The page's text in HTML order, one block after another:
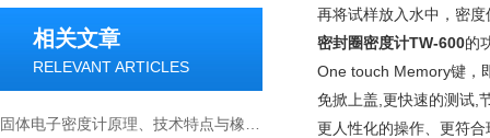
相关文章
RELEVANT ARTICLES
再将试样放入水中，密
密封圈密度计TW-600的
One touch Memory键，
免掀上盖,更快速的测试,
更人性化的操作、更符